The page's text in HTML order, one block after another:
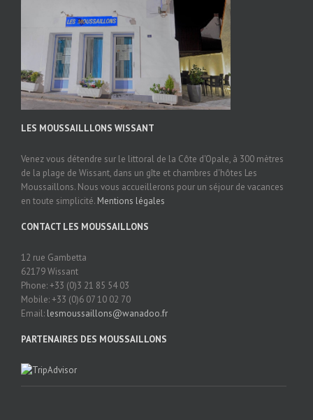
LES MOUSSAILLLONS WISSANT
Venez vous détendre sur le littoral de la Côte d'Opale, à 300 mètres
de la plage de Wissant, dans un gîte et chambres d'hôtes Les
Moussaillons. Nous vous accueillerons pour un séjour de vacances
en toute simplicité. Mentions légales
CONTACT LES MOUSSAILLONS
12 rue Gambetta
62179 Wissant
Phone: +33 (0)3 21 85 54 03
Mobile: +33 (0)6 07 10 02 70
Email: lesmoussaillons@wanadoo.fr
PARTENAIRES DES MOUSSAILLONS